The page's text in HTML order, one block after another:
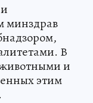
минздрав
В
животными и
этим